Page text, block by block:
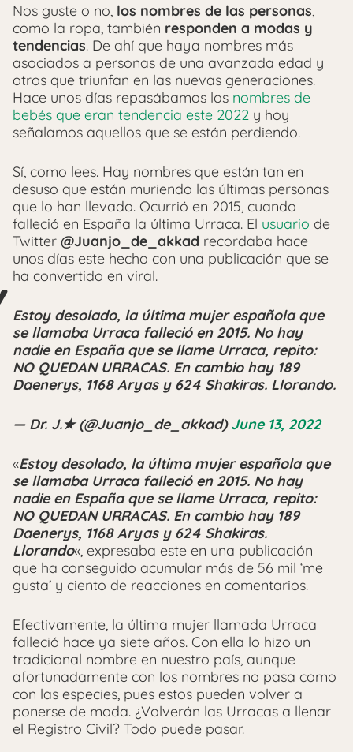
Nos guste o no, los nombres de las personas,
como la ropa, también responden a modas y
tendencias. De ahí que haya nombres más
asociados a personas de una avanzada edad y
otros que triunfan en las nuevas generaciones.
Hace unos días repasábamos los nombres de
bebés que eran tendencia este 2022 y hoy
señalamos aquellos que se están perdiendo.
Sí, como lees. Hay nombres que están tan en
desuso que están muriendo las últimas personas
que lo han llevado. Ocurrió en 2015, cuando
falleció en España la última Urraca. El usuario de
Twitter @Juanjo_de_akkad recordaba hace
unos días este hecho con una publicación que se
ha convertido en viral.
Estoy desolado, la última mujer española que
se llamaba Urraca falleció en 2015. No hay
nadie en España que se llame Urraca, repito:
NO QUEDAN URRACAS. En cambio hay 189
Daenerys, 1168 Aryas y 624 Shakiras. Llorando.
— Dr. J.★ (@Juanjo_de_akkad)June 13, 2022
«Estoy desolado, la última mujer española que
se llamaba Urraca falleció en 2015. No hay
nadie en España que se llame Urraca, repito:
NO QUEDAN URRACAS. En cambio hay 189
Daenerys, 1168 Aryas y 624 Shakiras.
Llorando«, expresaba este en una publicación
que ha conseguido acumular más de 56 mil ‘me
gusta’ y ciento de reacciones en comentarios.
Efectivamente, la última mujer llamada Urraca
falleció hace ya siete años. Con ella lo hizo un
tradicional nombre en nuestro país, aunque
afortunadamente con los nombres no pasa como
con las especies, pues estos pueden volver a
ponerse de moda. ¿Volverán las Urracas a llenar
el Registro Civil? Todo puede pasar.